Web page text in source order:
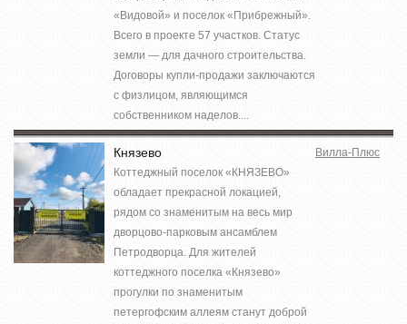
«Видовой» и поселок «Прибрежный».
Всего в проекте 57 участков. Статус
земли — для дачного строительства.
Договоры купли-продажи заключаются
с физлицом, являющимся
собственником наделов....
Князево
Коттеджный поселок «КНЯЗЕВО»
обладает прекрасной локацией,
рядом со знаменитым на весь мир
дворцово-парковым ансамблем
Петродворца. Для жителей
коттеджного поселка «Князево»
прогулки по знаменитым
петергофским аллеям станут доброй
Вилла-Плюс